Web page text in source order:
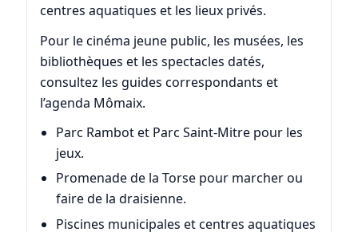
centres aquatiques et les lieux privés.
Pour le cinéma jeune public, les musées, les
bibliothèques et les spectacles datés,
consultez les guides correspondants et
l’agenda Mômaix.
Parc Rambot et Parc Saint-Mitre pour les
jeux.
Promenade de la Torse pour marcher ou
faire de la draisienne.
Piscines municipales et centres aquatiques